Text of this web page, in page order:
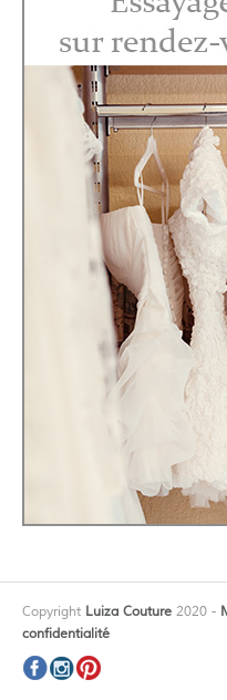
Copyright Luiza Couture 2020 -
confidentialité